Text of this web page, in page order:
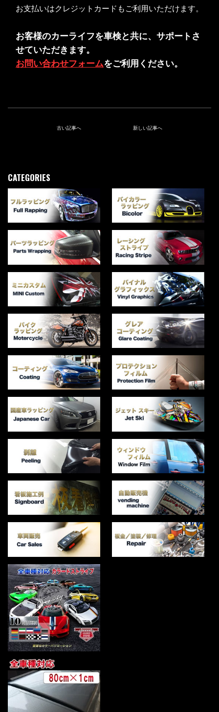
お支払いはクレジットカードもご利用いただけます。
お客様のカーライフを車検と共に、サポートさ
せていただきます。
お問い合わせフォームをご利用ください。
古い記事へ 新しい記事へ
CATEGORIES